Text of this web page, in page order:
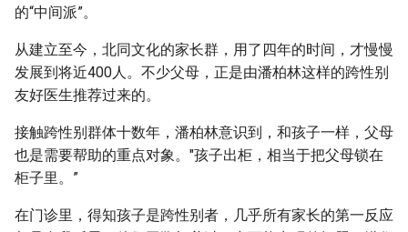
的“中间派”。
从建立至今，北同文化的家长群，用了四年的时间，才慢慢
发展到将近400人。不少父母，正是由潘柏林这样的跨性别
友好医生推荐过来的。
接触跨性别群体十数年，潘柏林意识到，和孩子一样，父母
也是需要帮助的重点对象。"孩子出柜，相当于把父母锁在
柜子里。”
在门诊里，得知孩子是跨性别者，几乎所有家长的第一反应